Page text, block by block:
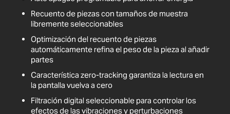
Recuento de piezas con tamaños de muestra
libremente seleccionables
Optimización del recuento de piezas
automáticamente refina el peso de la pieza al añadir
partes
Característica zero-tracking garantiza la lectura en
la pantalla vuelva a cero
Filtración digital seleccionable para controlar los
efectos de las vibraciones y perturbaciones